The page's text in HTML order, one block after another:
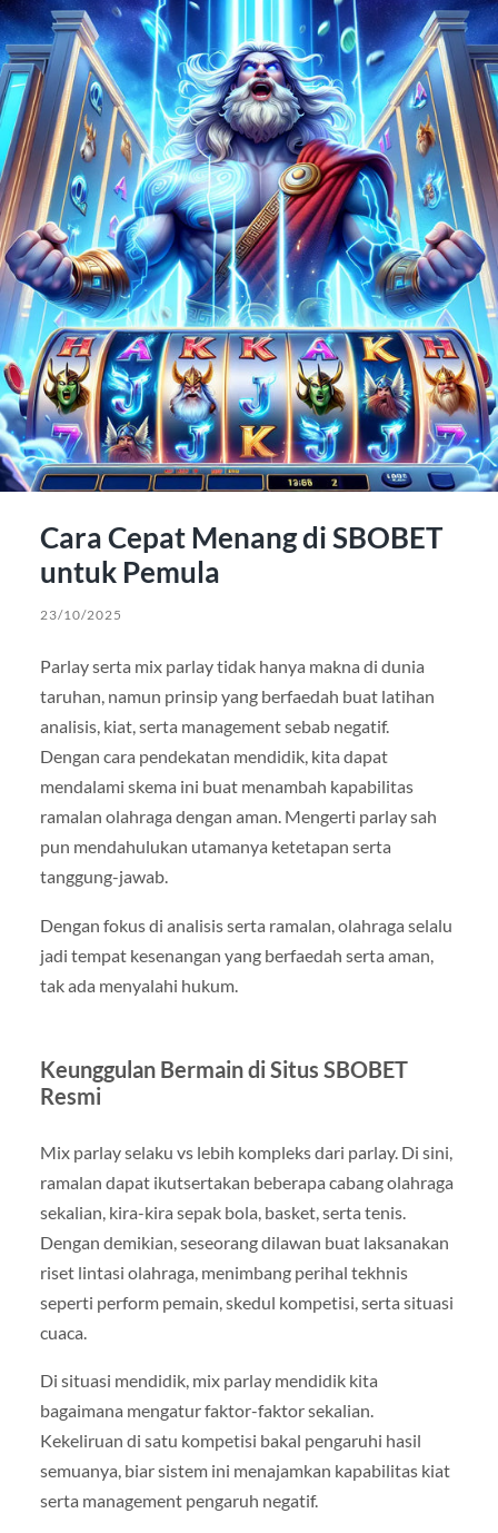
Cara Cepat Menang di SBOBET
untuk Pemula
23/10/2025
Parlay serta mix parlay tidak hanya makna di dunia
taruhan, namun prinsip yang berfaedah buat latihan
analisis, kiat, serta management sebab negatif.
Dengan cara pendekatan mendidik, kita dapat
mendalami skema ini buat menambah kapabilitas
ramalan olahraga dengan aman. Mengerti parlay sah
pun mendahulukan utamanya ketetapan serta
tanggung-jawab.
Dengan fokus di analisis serta ramalan, olahraga selalu
jadi tempat kesenangan yang berfaedah serta aman,
tak ada menyalahi hukum.
Keunggulan Bermain di Situs SBOBET
Resmi
Mix parlay selaku vs lebih kompleks dari parlay. Di sini,
ramalan dapat ikutsertakan beberapa cabang olahraga
sekalian, kira-kira sepak bola, basket, serta tenis.
Dengan demikian, seseorang dilawan buat laksanakan
riset lintasi olahraga, menimbang perihal tekhnis
seperti perform pemain, skedul kompetisi, serta situasi
cuaca.
Di situasi mendidik, mix parlay mendidik kita
bagaimana mengatur faktor-faktor sekalian.
Kekeliruan di satu kompetisi bakal pengaruhi hasil
semuanya, biar sistem ini menajamkan kapabilitas kiat
serta management pengaruh negatif.